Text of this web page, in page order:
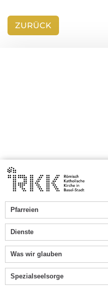
ZURÜCK
Pfarreien
Dienste
Was wir glauben
Spezialseelsorge